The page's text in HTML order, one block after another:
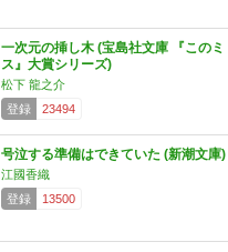
一次元の挿し木 (宝島社文庫 『このミ
ス』大賞シリーズ)
松下 龍之介
登録
23494
号泣する準備はできていた (新潮文庫)
江國香織
登録
13500